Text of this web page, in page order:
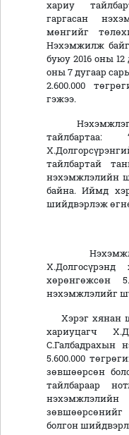
хариу
гаргасан
мөнгийг
Нэхэмжилж
буюу 2016 оны 12
оны 7 дугаар
2.600.000
гэжээ.
Нэхэмжлэгч
тайлбартай
нэхэмжлэлийн
байна. Иймд
шийдвэрлэж
Нэхэмжлэгч
Х.Долгосүрэнд
хөрөнгөжсөн
нэхэмжлэлийг
Хэрэг хянан
хариуцагч
С.Галбадрахын
5.600.000
зөвшөөрсөн
тайлбараар
зөвшөөрсөнийг
болгон